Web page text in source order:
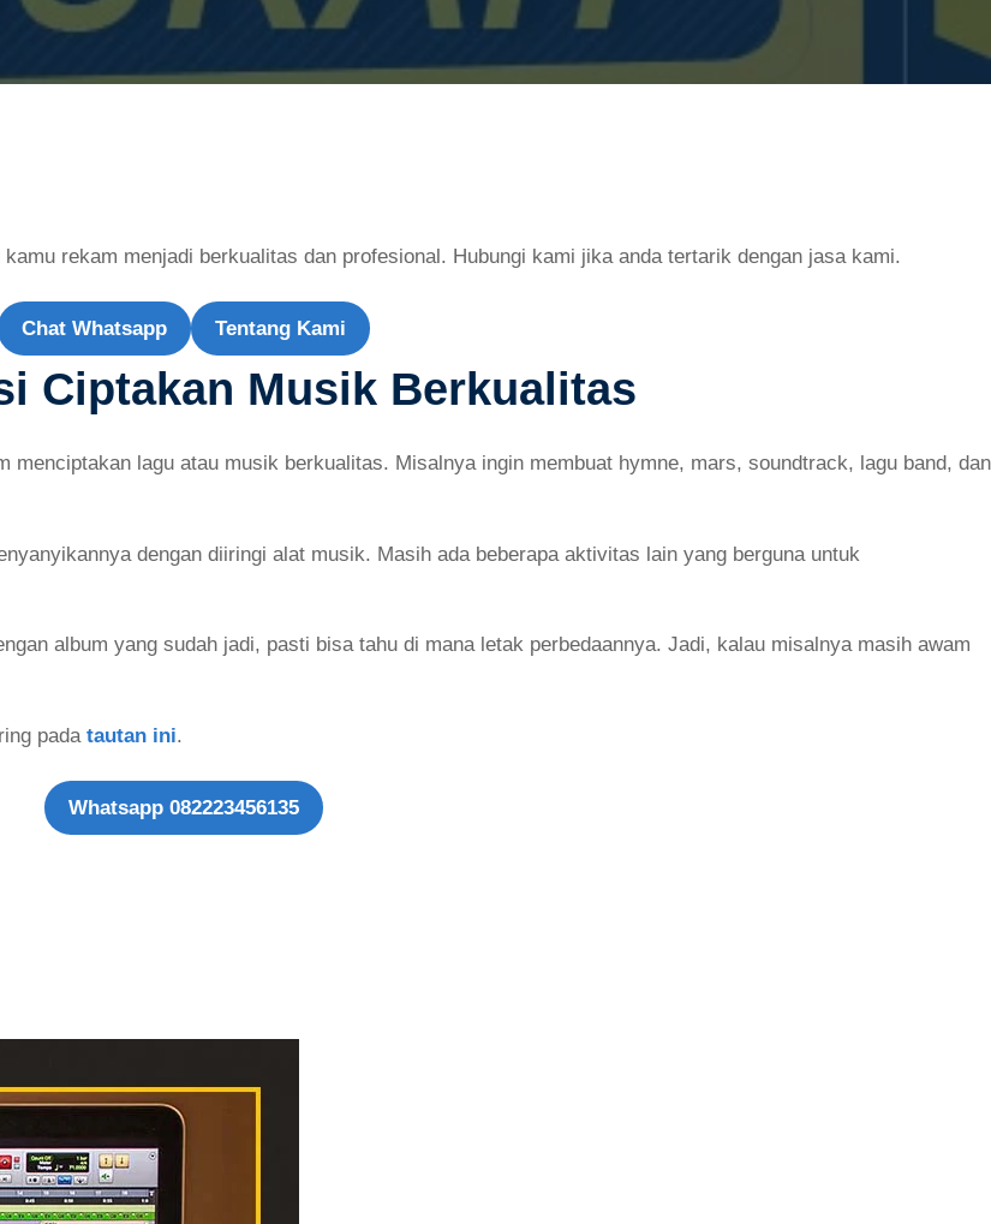
rekam menjadi berkualitas dan profesional. Hubungi kami jika anda tertarik dengan jasa kami.
Chat Whatsapp Tentang Kami
Ciptakan Musik Berkualitas
lagu atau musik berkualitas. Misalnya ingin membuat hymne, mars, soundtrack, lagu band, dan
dengan diiringi alat musik. Masih ada beberapa aktivitas lain yang berguna untuk
album yang sudah jadi, pasti bisa tahu di mana letak perbedaannya. Jadi, kalau misalnya masih awam
pada tautan ini.
Whatsapp 082223456135